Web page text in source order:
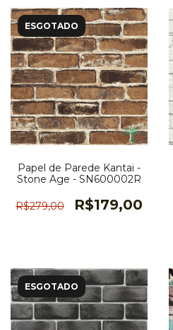
ESGOTADO
Papel de Parede Kantai -
Stone Age - SN600002R
R$279,00 R$179,00
ESGOTADO